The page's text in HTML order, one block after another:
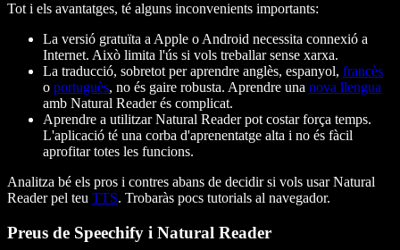
Tot i els avantatges, té alguns inconvenients importants:
La versió gratuïta a Apple o Android necessita connexió a
Internet. Això limita l'ús si vols treballar sense xarxa.
La traducció, sobretot per aprendre anglès, espanyol, francès
o portuguès, no és gaire robusta. Aprendre una nova llengua
amb Natural Reader és complicat.
Aprendre a utilitzar Natural Reader pot costar força temps.
L'aplicació té una corba d'aprenentatge alta i no és fàcil
aprofitar totes les funcions.
Analitza bé els pros i contres abans de decidir si vols usar Natural
Reader pel teu TTS. Trobaràs pocs tutorials al navegador.
Preus de Speechify i Natural Reader